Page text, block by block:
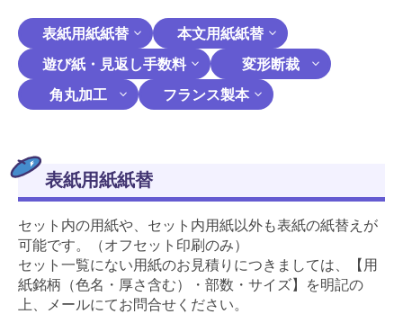
表紙用紙紙替
本文用紙紙替
遊び紙・見返し手数料
変形断裁
角丸加工
フランス製本
表紙用紙紙替
セット内の用紙や、セット内用紙以外も表紙の紙替えが
可能です。（オフセット印刷のみ）
セット一覧にない用紙のお見積りにつきましては、【用
紙銘柄（色名・厚さ含む）・部数・サイズ】を明記の
上、メールにてお問合せください。